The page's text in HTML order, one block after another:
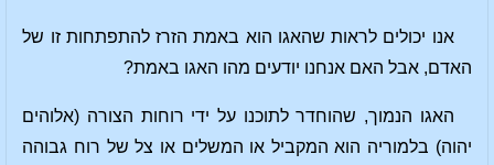
אנו יכולים לראות שהאגו הוא באמת הזרז להתפתחות זו של
האדם, אבל האם אנחנו יודעים מהו האגו באמת?
האגו הנמוך, שהוחדר לתוכנו על ידי רוחות הצורה (אלוהים
יהוה) בלמוריה הוא המקביל או המשלים או צל של רוח גבוהה